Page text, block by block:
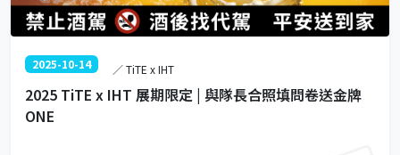
2025-10-14 ／ TiTE x IHT
2025 TiTE x IHT 展期限定 | 與隊長合照填問卷送金牌
ONE